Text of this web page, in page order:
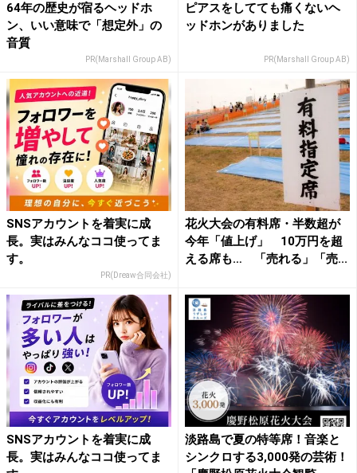
64年の歴史が宿るヘッドホ
ン、いい意味で「想定外」の
音質
PR(Marshall Group AB)
ピアスをしてても痛くないヘ
ッドホンがありました
PR(Marshall Group AB)
SNSアカウントを着実に成
長。実はみんなココ使ってま
す。
PR(Dreaw合同会社)
花火大会の有料席・半数超が
今年「値上げ」 10万円を超
える席も… 「売れる」「売...
SNSアカウントを着実に成
長。実はみんなココ使ってま
淡路島で夏の特等席！音楽と
シンクロする3,000発の芸術！